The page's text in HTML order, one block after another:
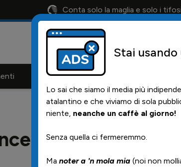
Conta solo la maglia e solo i
Calendario Il 12° Uomo
trofeo nel
Stai usando
Lo sai che siamo il media più
atalantino e che viviamo di sola
niente, neanche un caffè al giorno!
Senza quella ci fermeremmo.
Ma noter a 'n mola mia (noi non